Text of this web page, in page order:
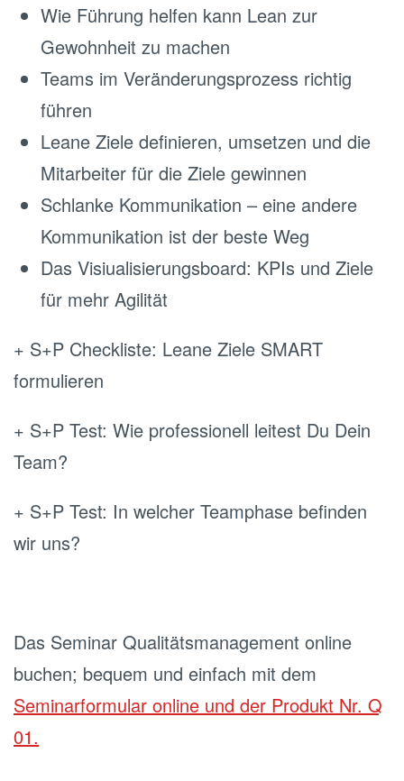
Wie Führung helfen kann Lean zur
Gewohnheit zu machen
Teams im Veränderungsprozess richtig
führen
Leane Ziele definieren, umsetzen und die
Mitarbeiter für die Ziele gewinnen
Schlanke Kommunikation – eine andere
Kommunikation ist der beste Weg
Das Visiualisierungsboard: KPIs und Ziele
für mehr Agilität
+ S+P Checkliste: Leane Ziele SMART
formulieren
+ S+P Test: Wie professionell leitest Du Dein
Team?
+ S+P Test: In welcher Teamphase befinden
wir uns?
Das Seminar Qualitätsmanagement online
buchen; bequem und einfach mit dem
Seminarformular online und der Produkt Nr. Q
01.